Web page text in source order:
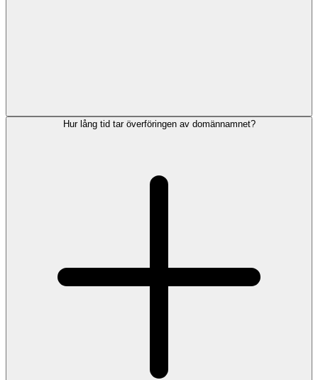
Hur lång tid tar överföringen av domännamnet?